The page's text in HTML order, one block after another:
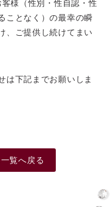
様（性別・性自認・性
ことなく）の最幸の瞬
、ご提供し続けてまい
は下記までお願いしま
覧へ戻る